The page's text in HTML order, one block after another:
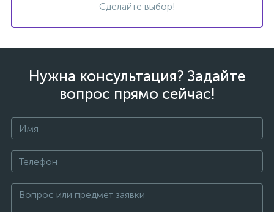
Сделайте выбор!
Нужна консультация? Задайте
вопрос прямо сейчас!